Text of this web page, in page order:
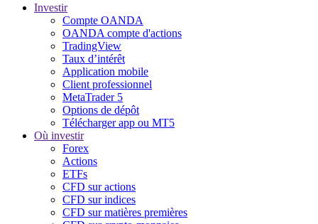
Investir
Compte OANDA
OANDA compte d'actions
TradingView
Taux d’intérêt
Application mobile
Client professionnel
MetaTrader 5
Options de dépôt
Télécharger app ou MT5
Où investir
Forex
Actions
ETFs
CFD sur actions
CFD sur indices
CFD sur matières premières